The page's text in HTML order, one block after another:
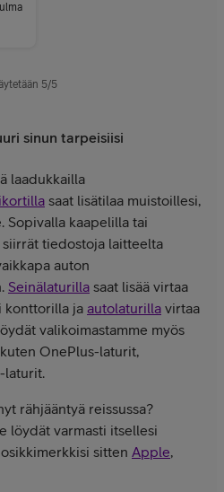
5/5
sinun tarpeisiisi
laadukkailla
saat lisätilaa muistoillesi,
Sopivalla kaapelilla tai
tiedostoja laitteelta
auton
Seinälaturilla saat lisää virtaa
konttorilla ja autolaturilla virtaa
valikoimastamme myös
OnePlus-laturit,
laturit.
rähjääntyä reissussa?
löydät varmasti itsellesi
sitten Apple,